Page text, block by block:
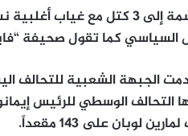
وانتخب الفرنسيون جمعية وطنية مقسمة
كما تقول صحيفة
على 143 مقعداً.